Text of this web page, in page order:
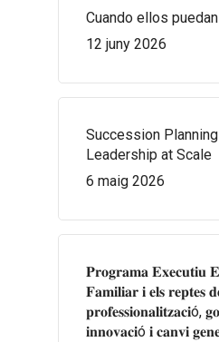
Cuando ellos puedan
12 juny 2026
Succession
Leadership at Scale
6 maig 2026
𝐏𝐫𝐨𝐠𝐫𝐚𝐦𝐚 𝐄𝐱𝐞𝐜𝐮𝐭𝐢𝐮
𝐅𝐚𝐦𝐢𝐥𝐢𝐚𝐫 𝐢 𝐞𝐥𝐬 𝐫𝐞𝐩𝐭𝐞𝐬
𝐩𝐫𝐨𝐟𝐞𝐬𝐬𝐢𝐨𝐧𝐚𝐥𝐢𝐭𝐳𝐚𝐜𝐢ó,
𝐢𝐧𝐧𝐨𝐯𝐚𝐜𝐢ó 𝐢 𝐜𝐚𝐧𝐯𝐢